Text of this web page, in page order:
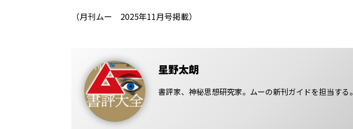
（月刊ムー 2025年11月号掲載）
星野太朗
書評家、神秘思想研究家。ムーの新刊ガイドを担当する。